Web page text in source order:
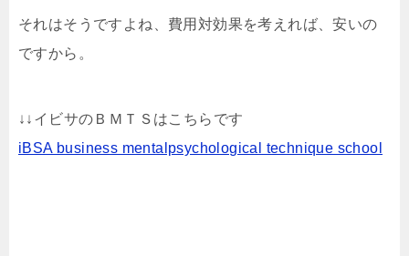
それはそうですよね、費用対効果を考えれば、安いの
ですから。
↓↓イビサのＢＭＴＳはこちらです
iBSA business mentalpsychological technique school